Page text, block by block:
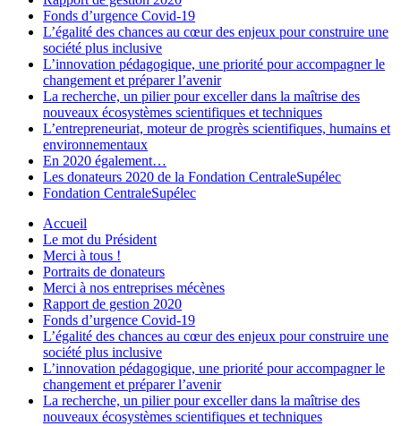
Fonds d’urgence Covid-19
L’égalité des chances au cœur des enjeux pour construire une
société plus inclusive
L’innovation pédagogique, une priorité pour accompagner le
changement et préparer l’avenir
La recherche, un pilier pour exceller dans la maîtrise des
nouveaux écosystèmes scientifiques et techniques
L’entrepreneuriat, moteur de progrès scientifiques, humains et
environnementaux
En 2020 également…
Les donateurs 2020 de la Fondation CentraleSupélec
Fondation CentraleSupélec
Accueil
Le mot du Président
Merci à tous !
Portraits de donateurs
Merci à nos entreprises mécènes
Rapport de gestion 2020
Fonds d’urgence Covid-19
L’égalité des chances au cœur des enjeux pour construire une
société plus inclusive
L’innovation pédagogique, une priorité pour accompagner le
changement et préparer l’avenir
La recherche, un pilier pour exceller dans la maîtrise des
nouveaux écosystèmes scientifiques et techniques